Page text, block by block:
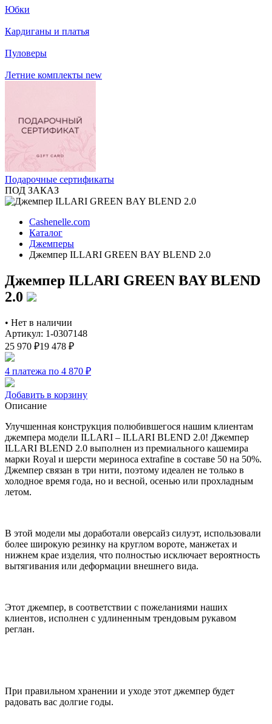
Юбки
Кардиганы и платья
Пуловеры
Летние комплекты new
Подарочные сертификаты
ПОД ЗАКАЗ
Cashenelle.com
Каталог
Джемперы
Джемпер ILLARI GREEN BAY BLEND 2.0
Джемпер ILLARI GREEN BAY BLEND
2.0
• Нет в наличии
Артикул: 1-0307148
25 970 ₽19 478 ₽
4 платежа по 4 870 ₽
Добавить в корзину
Описание
Улучшенная конструкция полюбившегося нашим клиентам
джемпера модели ILLARI – ILLARI BLEND 2.0! Джемпер
ILLARI BLEND 2.0 выполнен из премиального кашемира
марки Royal и шерсти мериноса extrafine в составе 50 на 50%.
Джемпер связан в три нити, поэтому идеален не только в
холодное время года, но и весной, осенью или прохладным
летом.
В этой модели мы доработали оверсайз силуэт, использовали
более широкую резинку на круглом вороте, манжетах и
нижнем крае изделия, что полностью исключает вероятность
вытягивания или деформации внешнего вида.
Этот джемпер, в соответствии с пожеланиями наших
клиентов, исполнен с удлиненным трендовым рукавом
реглан.
При правильном хранении и уходе этот джемпер будет
радовать вас долгие годы.